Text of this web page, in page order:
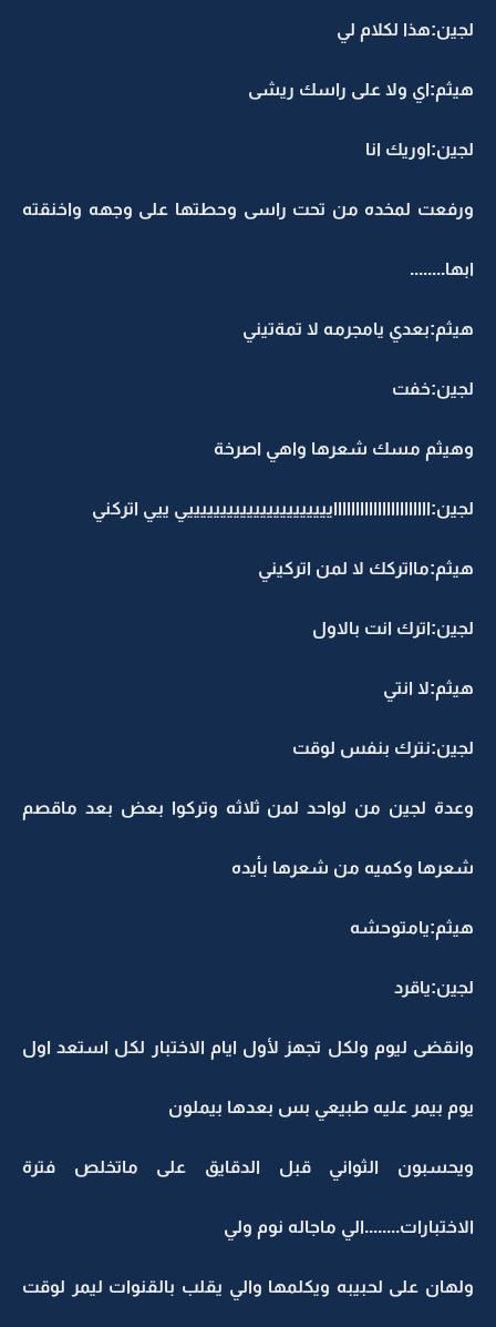
لجين:هذا لكلام لي
هيثم:اي ولا على راسك ريشى
لجين:اوريك انا
ورفعت لمخده من تحت راسى وحطتها على وجهه واخنقته
ابها........
هيثم:بعدي يامجرمه لا تمةتيني
لجين:خفت
وهيثم مسك شعرها واهي اصرخة
لجين:ااااااااااااااااااااااييييييييييييييييييييييي ييي اتركني
هيثم:مااتركك لا لمن اتركيني
لجين:اترك انت بالاول
هيثم:لا انتي
لجين:نترك بنفس لوقت
وعدة لجين من لواحد لمن ثلاثه وتركوا بعض بعد ماقصم
شعرها وكميه من شعرها بأيده
هيثم:يامتوحشه
لجين:ياقرد
وانقضى ليوم ولكل تجهز لأول ايام الاختبار لكل استعد اول
يوم بيمر عليه طبيعي بس بعدها بيملون
ويحسبون الثواني قبل الدقايق على ماتخلص فترة
الاختبارات........الي ماجاله نوم ولي
ولهان على لحبيبه ويكلمها والي يقلب بالقنوات ليمر لوقت